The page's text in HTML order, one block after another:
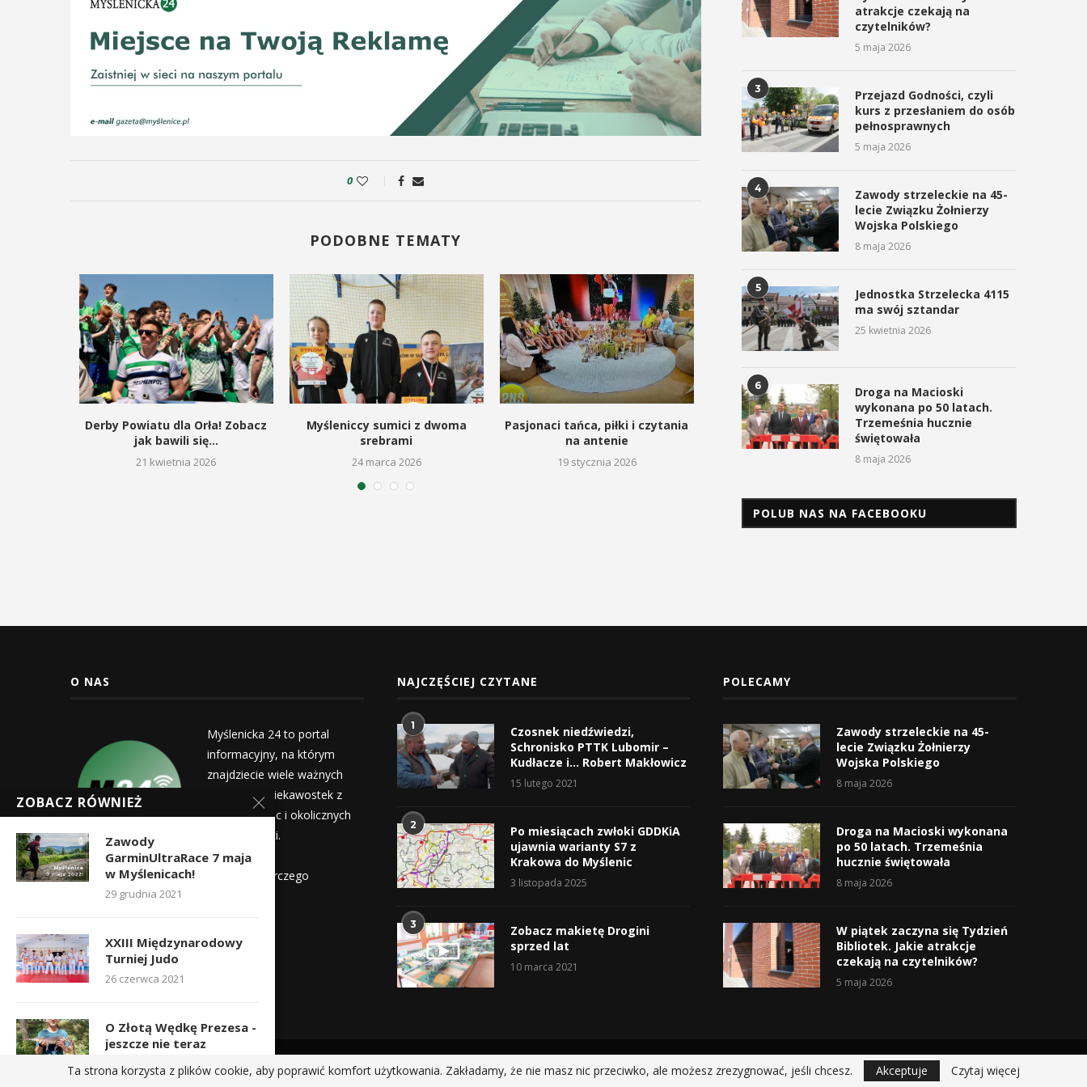
0
PODOBNE TEMATY
Derby Powiatu dla Orła! Zobacz
jak bawili się...
21 kwietnia 2026
Myśleniccy sumici z dwoma
srebrami
24 marca 2026
Pasjonaci tańca, piłki i czytania
na antenie
19 stycznia 2026
Energylandia Rally Team
najlepszym zespołem
prywatnym Rajdu Dakar...
Znakomity dzień
atrakcje czekają na
czytelników?
5 maja 2026
3
Przejazd Godności, czyli
kurs z przesłaniem do osób
pełnosprawnych
5 maja 2026
4
Zawody strzeleckie na 45-
lecie Związku Żołnierzy
Wojska Polskiego
8 maja 2026
5
Jednostka Strzelecka 4115
ma swój sztandar
25 kwietnia 2026
6
Droga na Macioski
wykonana po 50 latach.
Trzemeśnia hucznie
świętowała
8 maja 2026
POLUB NAS NA FACEBOOKU
O NAS
Myślenicka 24 to portal
informacyjny, na którym
znajdziecie wiele ważnych
informacji i ciekawostek z
życia Myślenic i okolicznych
miejscowości.
Wydawca:
Myślenicka Agencja Rozwoju Gospodarczego
redakcja@myslenicka24.pl
NAJCZĘŚCIEJ CZYTANE
1
Czosnek niedźwiedzi,
Schronisko PTTK Lubomir –
Kudłacze i… Robert Makłowicz
15 lutego 2021
2
Po miesiącach zwłoki GDDKiA
ujawnia warianty S7 z
Krakowa do Myślenic
3 listopada 2025
3
Zobacz makietę Drogini
sprzed lat
10 marca 2021
POLECAMY
Zawody strzeleckie na 45-
lecie Związku Żołnierzy
Wojska Polskiego
8 maja 2026
Droga na Macioski wykonana
po 50 latach. Trzemeśnia
hucznie świętowała
8 maja 2026
W piątek zaczyna się Tydzień
Bibliotek. Jakie atrakcje
czekają na czytelników?
5 maja 2026
@2019 - All Right Reserved.
ZOBACZ RÓWNIEŻ
Zawody
GarminUltraRace 7 maja
w Myślenicach!
29 grudnia 2021
XXIII Międzynarodowy
Turniej Judo
26 czerwca 2021
O Złotą Wędkę Prezesa -
jeszcze nie teraz
1 kwietnia 2020
Ta strona korzysta z plików cookie, aby poprawić komfort użytkowania. Zakładamy, że nie masz nic przeciwko, ale możesz zrezygnować, jeśli chcesz. Akceptuje Czytaj więcej